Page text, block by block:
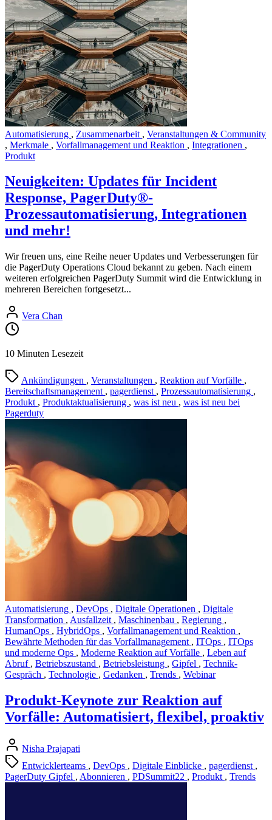
Automatisierung , Zusammenarbeit , Veranstaltungen & Community
, Merkmale , Vorfallmanagement und Reaktion , Integrationen ,
Produkt
Neuigkeiten: Updates für Incident
Response, PagerDuty®-
Prozessautomatisierung, Integrationen
und mehr!
Wir freuen uns, eine Reihe neuer Updates und Verbesserungen für
die PagerDuty Operations Cloud bekannt zu geben. Nach einem
weiteren erfolgreichen PagerDuty Summit wird die Entwicklung in
mehreren Bereichen fortgesetzt...
Vera Chan
10 Minuten Lesezeit
Ankündigungen , Veranstaltungen , Reaktion auf Vorfälle ,
Bereitschaftsmanagement , pagerdienst , Prozessautomatisierung ,
Produkt , Produktaktualisierung , was ist neu , was ist neu bei
Pagerduty
Automatisierung , DevOps , Digitale Operationen , Digitale
Transformation , Ausfallzeit , Maschinenbau , Regierung ,
HumanOps , HybridOps , Vorfallmanagement und Reaktion ,
Bewährte Methoden für das Vorfallmanagement , ITOps , ITOps
und moderne Ops , Moderne Reaktion auf Vorfälle , Leben auf
Abruf , Betriebszustand , Betriebsleistung , Gipfel , Technik-
Gespräch , Technologie , Gedanken , Trends , Webinar
Produkt-Keynote zur Reaktion auf
Vorfälle: Automatisiert, flexibel, proaktiv
Nisha Prajapati
Entwicklerteams , DevOps , Digitale Einblicke , pagerdienst ,
PagerDuty Gipfel , Abonnieren , PDSummit22 , Produkt , Trends